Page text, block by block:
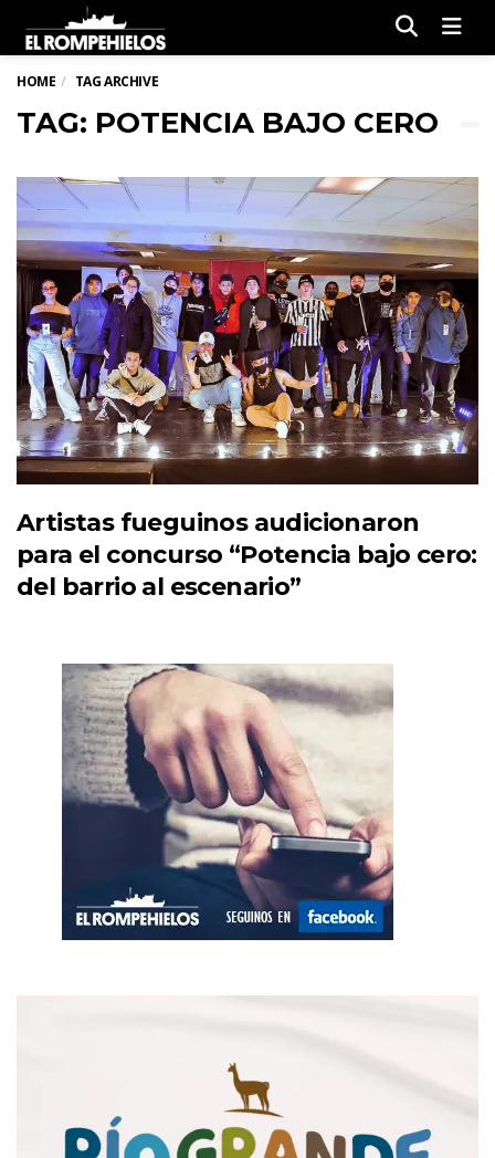
HOME TAG ARCHIVE
TAG: POTENCIA BAJO CERO
Artistas fueguinos audicionaron
para el concurso “Potencia bajo cero:
del barrio al escenario”